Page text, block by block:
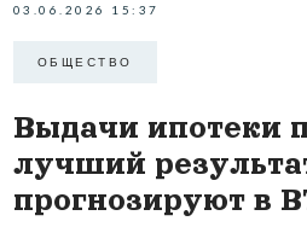
03.06.2026 15:37
ОБЩЕСТВО
Выдачи ипотеки
лучший
прогнозируют в